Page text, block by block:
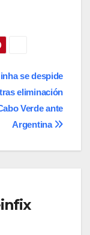
se despide
eliminación
Verde ante
Argentina